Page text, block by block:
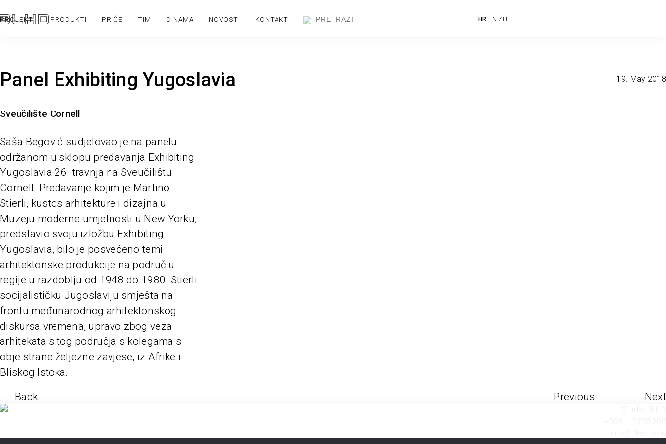
PROJEKTI PRODUKTI PRIČE TIM O NAMA NOVOSTI KONTAKT HR EN ZH
Panel Exhibiting Yugoslavia
Sveučilište Cornell
19. May 2018
Saša Begović sudjelovao je na panelu
održanom u sklopu predavanja Exhibiting
Yugoslavia 26. travnja na Sveučilištu
Cornell. Predavanje kojim je Martino
Stierli, kustos arhitekture i dizajna u
Muzeju moderne umjetnosti u New Yorku,
predstavio svoju izložbu Exhibiting
Yugoslavia, bilo je posvećeno temi
arhitektonske produkcije na području
regije u razdoblju od 1948 do 1980. Stierli
socijalističku Jugoslaviju smješta na
frontu međunarodnog arhitektonskog
diskursa vremena, upravo zbog veza
arhitekata s tog područja s kolegama s
obje strane željezne zavjese, iz Afrike i
Bliskog Istoka.
Next
Previous
Back